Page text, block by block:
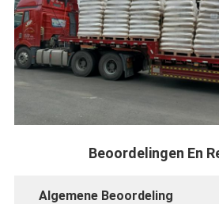
Beoordelingen En
Algemene Beoordeling